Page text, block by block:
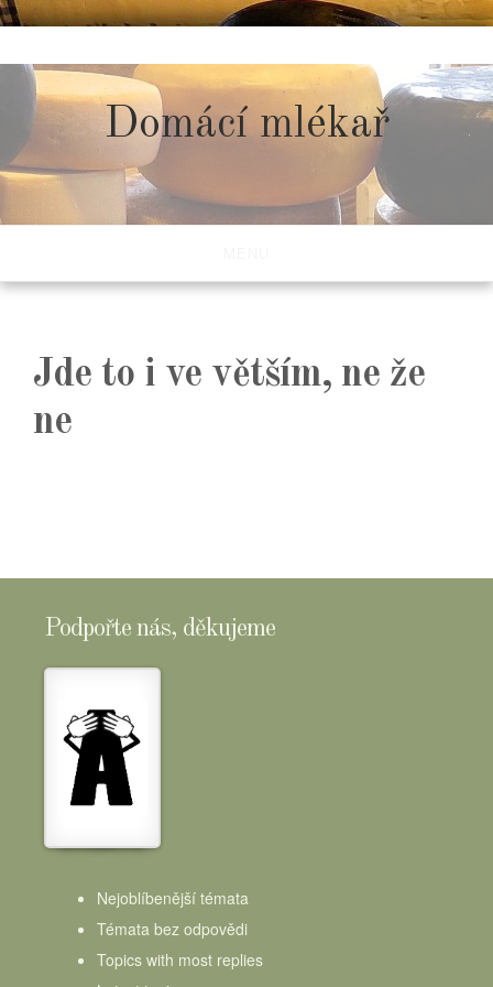
to
content
Domácí mlékař
Jde to i ve větším, ne že
ne
Podpořte nás, děkujeme
Nejoblíbenější témata
Témata bez odpovědi
Topics with most replies